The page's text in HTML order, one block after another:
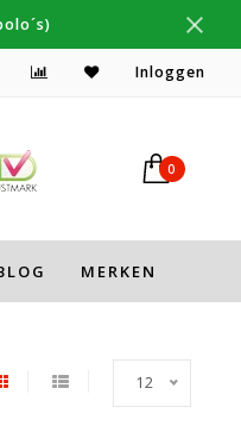
Cavallaro, Desoto Inloggen
0
MERKEN
12